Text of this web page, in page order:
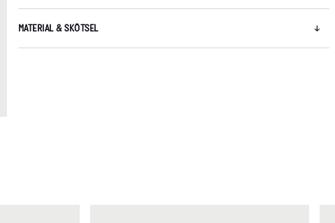
MATERIAL & SKÖTSEL